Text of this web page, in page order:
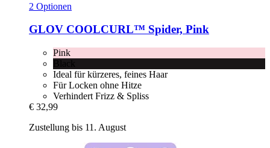
2 Optionen
GLOV COOLCURL™ Spider, Pink
Pink
Black
Ideal für kürzeres, feines Haar
Für Locken ohne Hitze
Verhindert Frizz & Spliss
€ 32,99
Zustellung bis 11. August